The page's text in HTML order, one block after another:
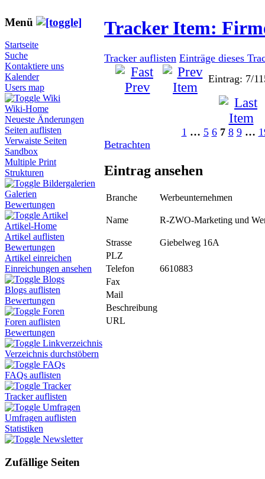
Menü
Startseite
Suche
Kontaktiere uns
Kalender
Users map
Wiki
Wiki-Home
Neueste Änderungen
Seiten auflisten
Verwaiste Seiten
Sandbox
Multiple Print
Strukturen
Bildergalerien
Galerien
Bewertungen
Artikel
Artikel-Home
Artikel auflisten
Bewertungen
Artikel einreichen
Einreichungen ansehen
Blogs
Blogs auflisten
Bewertungen
Foren
Foren auflisten
Bewertungen
Linkverzeichnis
Verzeichnis durchstöbern
FAQs
FAQs auflisten
Tracker
Tracker auflisten
Umfragen
Umfragen auflisten
Statistiken
Newsletter
Zufällige Seiten
Tracker Item:
Tracker auflisten Einträge dieses
Eintrag: 7/
1 … 5 6 7 8 9 …
Betrachten
Eintrag ansehen
Branche Werbeunternehmen
Name R-ZWO-Marketing und
Strasse
Giebelweg 16A
PLZ
Telefon
6610883
Fax
Mail
Beschreibung
URL